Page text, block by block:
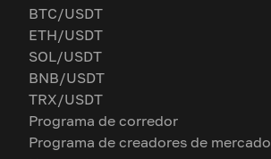
BTC/USDT
ETH/USDT
SOL/USDT
BNB/USDT
TRX/USDT
Programa de corredor
Programa de creadores de mercado